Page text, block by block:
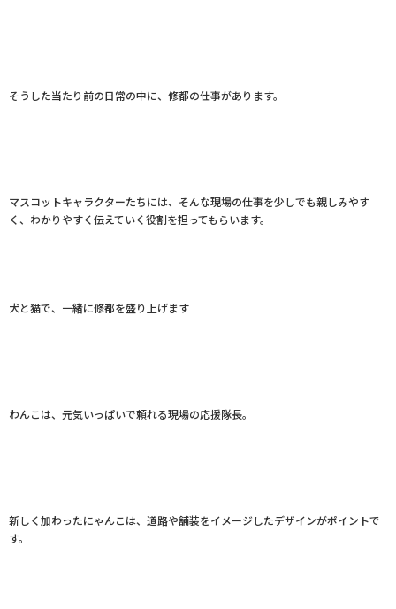
そうした当たり前の日常の中に、修都の仕事があります。
マスコットキャラクターたちには、そんな現場の仕事を少しでも親しみやす
く、わかりやすく伝えていく役割を担ってもらいます。
犬と猫で、一緒に修都を盛り上げます
わんこは、元気いっぱいで頼れる現場の応援隊長。
新しく加わったにゃんこは、道路や舗装をイメージしたデザインがポイントで
す。